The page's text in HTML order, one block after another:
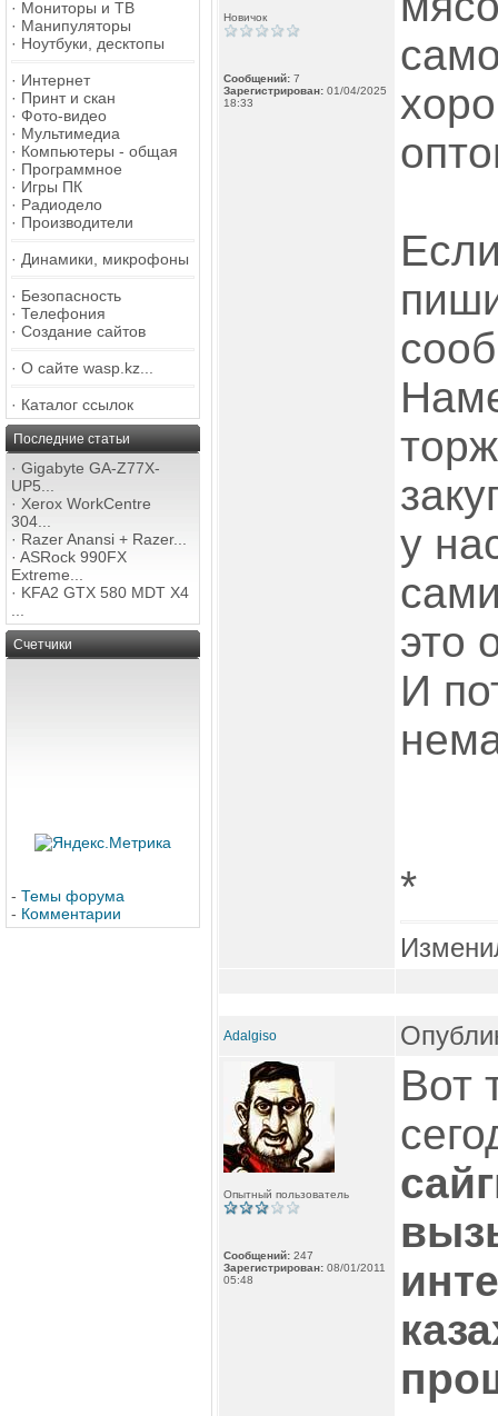
· Мониторы и ТВ
· Манипуляторы
· Ноутбуки, десктопы
· Интернет
· Принт и скан
· Фото-видео
· Мультимедиа
· Компьютеры - общая
· Программное
· Игры ПК
· Радиодело
· Производители
· Динамики, микрофоны
· Безопасность
· Телефония
· Создание сайтов
· О сайте wasp.kz...
· Каталог ссылок
Последние статьи
· Gigabyte GA-Z77X-
UP5...
· Xerox WorkCentre
304...
· Razer Anansi + Razer...
· ASRock 990FX
Extreme...
· KFA2 GTX 580 MDT X4
Счетчики
- Темы форума
- Комментарии
Новичок
Сообщений: 7
Зарегистрирован: 01/04/2025
18:33
у
это
И
*
Adalgiso
Опытный пользователь
Сообщений: 247
Зарегистрирован: 08/01/2011
05:48
Вот